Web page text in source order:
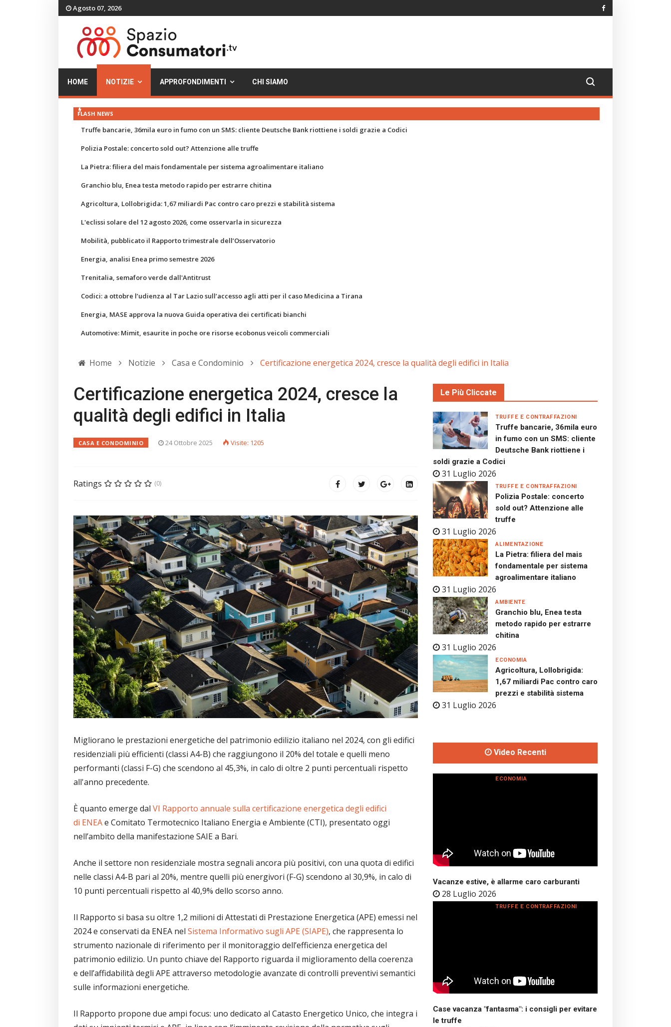
Agosto 07, 2026
HOME NOTIZIE APPROFONDIMENTI CHI SIAMO
FLASH NEWS
Truffe bancarie, 36mila euro in fumo con un SMS: cliente Deutsche Bank riottiene i soldi grazie a Codici
Polizia Postale: concerto sold out? Attenzione alle truffe
La Pietra: filiera del mais fondamentale per sistema agroalimentare italiano
Granchio blu, Enea testa metodo rapido per estrarre chitina
Agricoltura, Lollobrigida: 1,67 miliardi Pac contro caro prezzi e stabilità sistema
L'eclissi solare del 12 agosto 2026, come osservarla in sicurezza
Mobilità, pubblicato il Rapporto trimestrale dell’Osservatorio
Energia, analisi Enea primo semestre 2026
Trenitalia, semaforo verde dall'Antitrust
Codici: a ottobre l’udienza al Tar Lazio sull’accesso agli atti per il caso Medicina a Tirana
Energia, MASE approva la nuova Guida operativa dei certificati bianchi
Automotive: Mimit, esaurite in poche ore risorse ecobonus veicoli commerciali
Home Notizie Casa e Condominio Certificazione energetica 2024, cresce la qualità degli edifici in Italia
Certificazione energetica 2024, cresce la
qualità degli edifici in Italia
CASA E CONDOMINIO 24 Ottobre 2025 Visite: 1205
Ratings (0)
Migliorano le prestazioni energetiche del patrimonio edilizio italiano nel 2024, con gli edifici
residenziali più efficienti (classi A4-B) che raggiungono il 20% del totale e quelli meno
performanti (classi F-G) che scendono al 45,3%, in calo di oltre 2 punti percentuali rispetto
all'anno precedente.
È quanto emerge dal VI Rapporto annuale sulla certificazione energetica degli edifici
di ENEAe Comitato Termotecnico Italiano Energia e Ambiente (CTI), presentato oggi
nell’ambito della manifestazione SAIE a Bari.
Anche il settore non residenziale mostra segnali ancora più positivi, con una quota di edifici
nelle classi A4-B pari al 20%, mentre quelli più energivori (F-G) scendono al 30,9%, in calo di
10 punti percentuali rispetto al 40,9% dello scorso anno.
Il Rapporto si basa su oltre 1,2 milioni di Attestati di Prestazione Energetica (APE) emessi nel
2024 e conservati da ENEA nel Sistema Informativo sugli APE (SIAPE), che rappresenta lo
strumento nazionale di riferimento per il monitoraggio dell’efficienza energetica del
patrimonio edilizio. Un punto chiave del Rapporto riguarda il miglioramento della coerenza
e dell’affidabilità degli APE attraverso metodologie avanzate di controlli preventivi semantici
sulle informazioni energetiche.
Il Rapporto propone due ampi focus: uno dedicato al Catasto Energetico Unico, che integra i
Le Più Cliccate
Truffe bancarie, 36mila euro
in fumo con un SMS: cliente
Deutsche Bank riottiene i
soldi grazie a Codici
31 Luglio 2026
TRUFFE E CONTRAFFAZIONI
Polizia Postale: concerto
sold out? Attenzione alle
truffe
31 Luglio 2026
TRUFFE E CONTRAFFAZIONI
La Pietra: filiera del mais
fondamentale per sistema
agroalimentare italiano
31 Luglio 2026
ALIMENTAZIONE
Granchio blu, Enea testa
metodo rapido per estrarre
chitina
31 Luglio 2026
AMBIENTE
Agricoltura, Lollobrigida:
1,67 miliardi Pac contro caro
prezzi e stabilità sistema
31 Luglio 2026
ECONOMIA
Video Recenti
Vacanze estive, è allarme caro carburanti
28 Luglio 2026
ECONOMIA
Case vacanza "fantasma": i consigli per evitare
le truffe
TRUFFE E CONTRAFFAZIONI